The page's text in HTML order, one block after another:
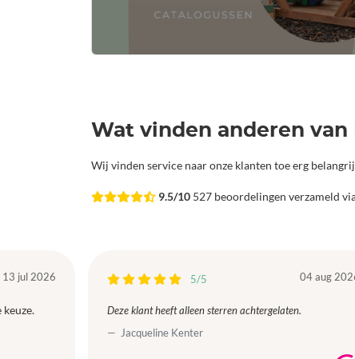
Wat vinden anderen van
Wij vinden service naar onze klanten toe erg
9.5/10527 beoordelingen verzameld
13 jul 2026 5/5 04 aug
Deze klant heeft alleen sterren achtergelaten.
Jacqueline Kenter